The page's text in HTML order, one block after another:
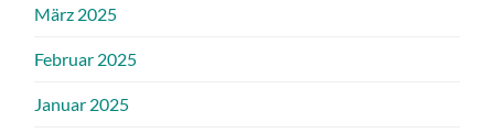
März 2025
Februar 2025
Januar 2025